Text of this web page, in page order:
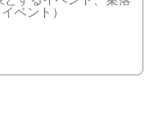
ンド
加美
ベント）